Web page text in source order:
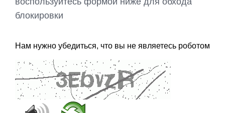
блокировки
Нам нужно убедиться, что вы не являетесь роботом